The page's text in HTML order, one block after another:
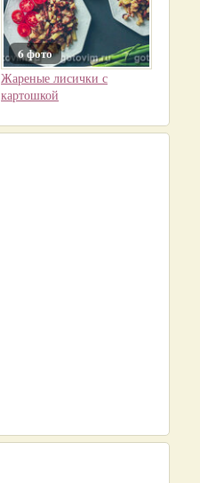
6 фото
Жареные лисички с
картошкой